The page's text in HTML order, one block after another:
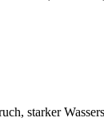
starker